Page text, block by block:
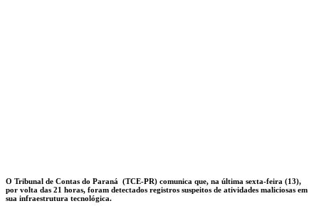
O Tribunal de Contas do Paraná (TCE-PR) comunica que, na última sexta-feira (13),
por volta das 21 horas, foram detectados registros suspeitos de atividades maliciosas em
sua infraestrutura tecnológica.